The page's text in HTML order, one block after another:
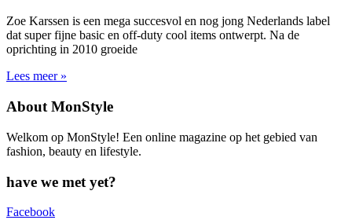
Zoe Karssen is een mega succesvol en nog jong Nederlands label
dat super fijne basic en off-duty cool items ontwerpt. Na de
oprichting in 2010 groeide
Lees meer »
About MonStyle
Welkom op MonStyle! Een online magazine op het gebied van
fashion, beauty en lifestyle.
have we met yet?
Facebook